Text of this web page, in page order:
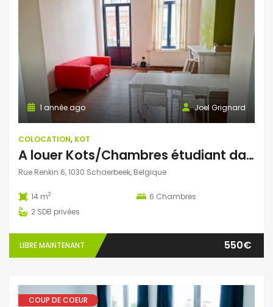
Joel Grignard
1 année ago
COLOCATION, KOT
A louer Kots/Chambres étudiant dans une colocation située dans une ancienne maison de Maître cosy
Rue Renkin 6, 1030 Schaerbeek, Belgique
14 m2 6 Chambres
2 SDB privées
LIBRE MAINTENANT 550€
COUP DE COEUR